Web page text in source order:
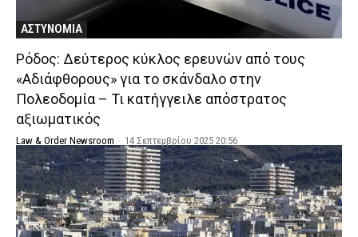
ΑΣΤΥΝΟΜΙΑ
Ρόδος: Δεύτερος κύκλος ερευνών από τους
«Αδιάφθορους» για το σκάνδαλο στην
Πολεοδομία – Τι κατήγγειλε απόστρατος
αξιωματικός
Law & Order Newsroom - 14 Σεπτεμβρίου 2025 20:56